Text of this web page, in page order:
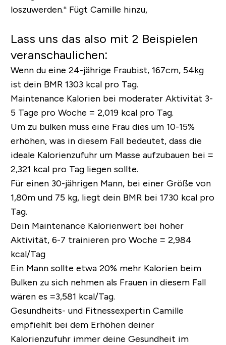
loszuwerden.“ Fügt Camille hinzu,
Lass uns das also mit 2 Beispielen
veranschaulichen:
Wenn du eine 24-jährige Fraubist, 167cm, 54kg
ist dein BMR 1303 kcal pro Tag.
Maintenance Kalorien bei moderater Aktivität 3-
5 Tage pro Woche = 2,019 kcal pro Tag.
Um zu bulken muss eine Frau dies um 10-15%
erhöhen, was in diesem Fall bedeutet, dass die
ideale Kalorienzufuhr um Masse aufzubauen bei =
2,321 kcal pro Tag liegen sollte.
Für einen 30-jährigen Mann, bei einer Größe von
1,80m und 75 kg, liegt dein BMR bei 1730 kcal pro
Tag.
Dein Maintenance Kalorienwert bei hoher
Aktivität, 6-7 trainieren pro Woche = 2,984
kcal/Tag
Ein Mann sollte etwa 20% mehr Kalorien beim
Bulken zu sich nehmen als Frauen in diesem Fall
wären es =3,581 kcal/Tag.
Gesundheits- und Fitnessexpertin Camille
empfiehlt bei dem Erhöhen deiner
Kalorienzufuhr immer deine Gesundheit im